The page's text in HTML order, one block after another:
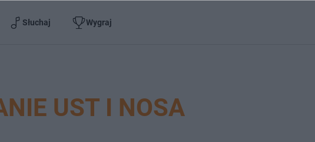
Słuchaj Wygraj
UST I NOSA